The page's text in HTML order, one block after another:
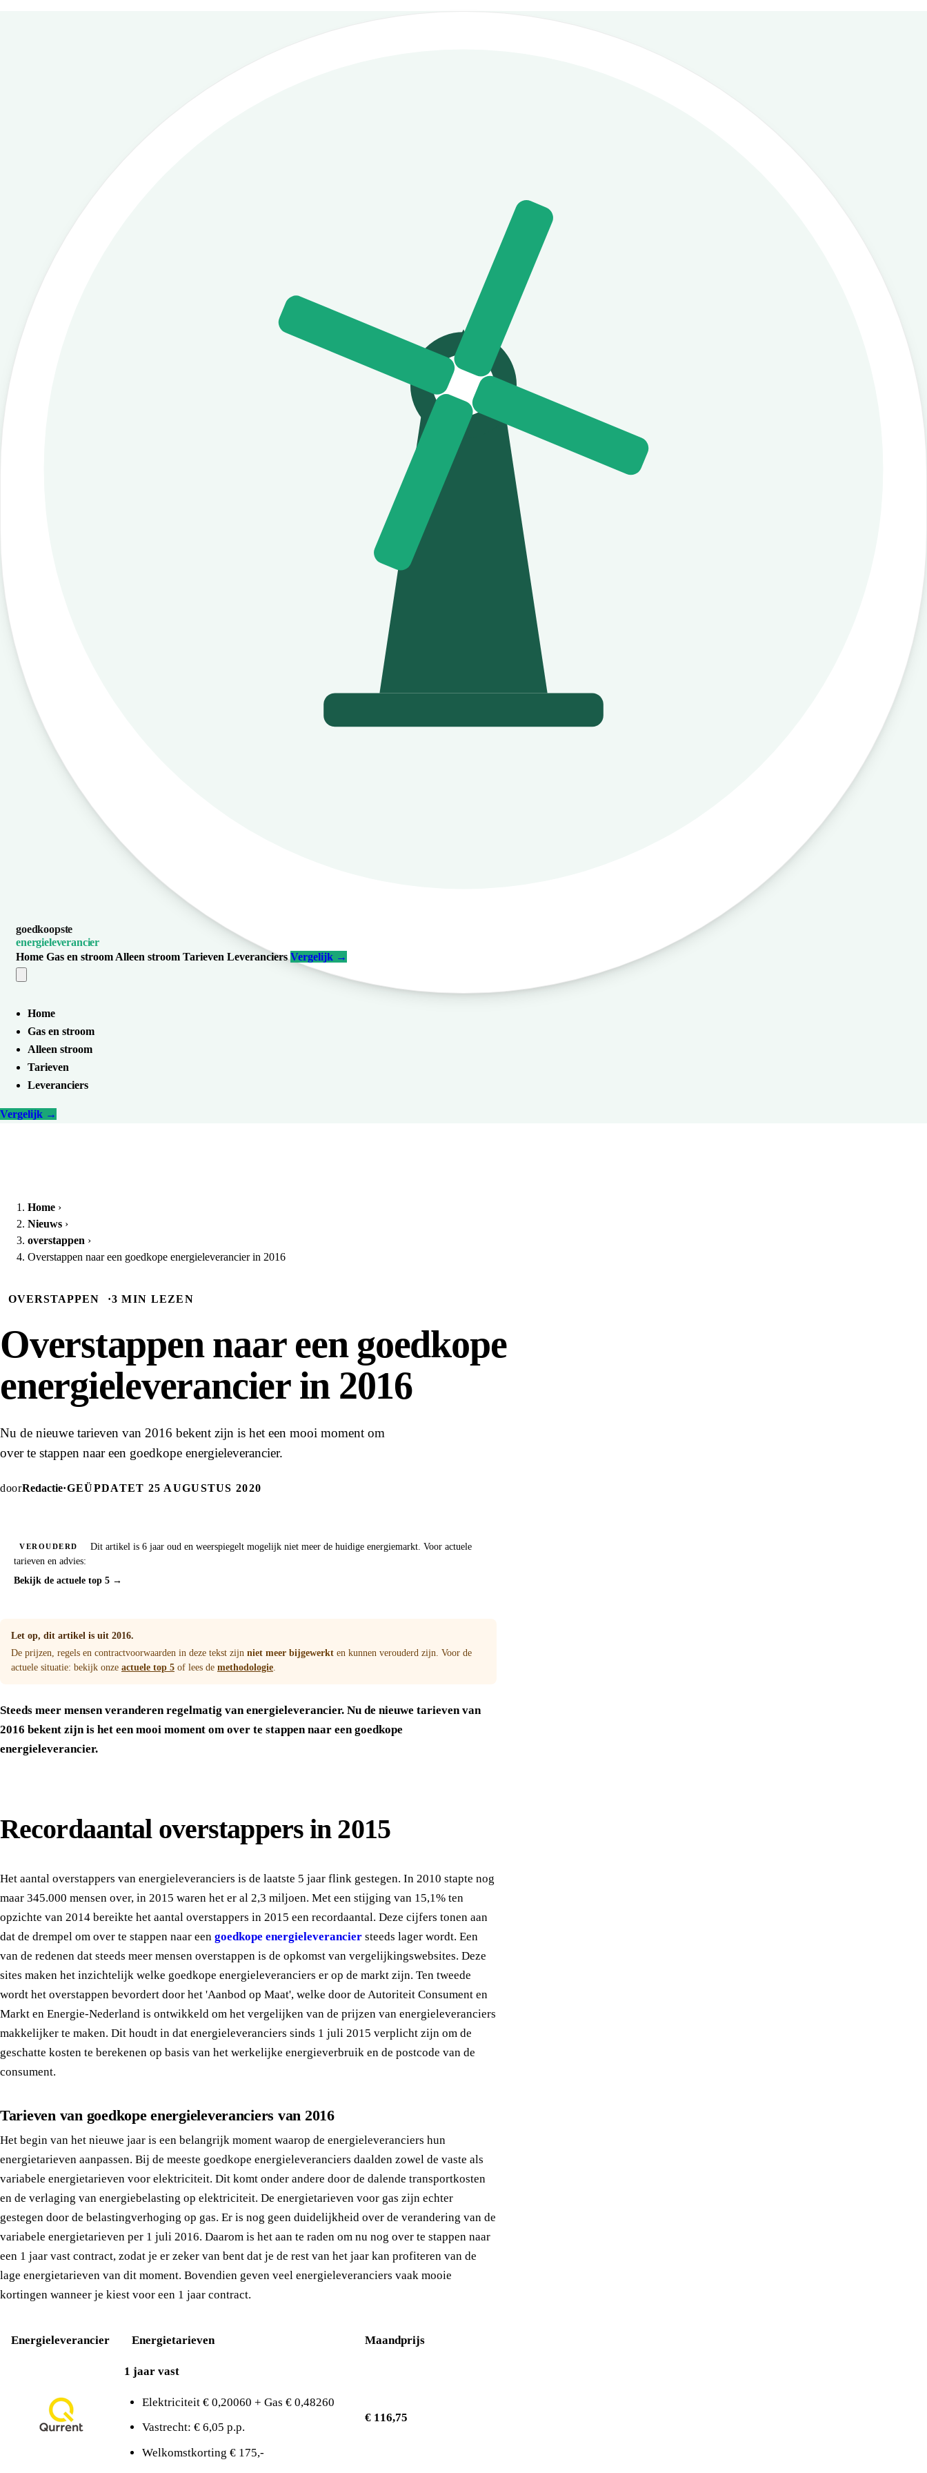
goedkoopste
energieleverancier
Home Gas en stroom Alleen stroom Tarieven LeveranciersVergelijk →
Home
Gas en stroom
Alleen stroom
Tarieven
Leveranciers
Vergelijk →
Home ›
Nieuws ›
overstappen ›
Overstappen naar een goedkope energieleverancier in 2016
OVERSTAPPEN ·3 MIN LEZEN
Overstappen naar een goedkope
energieleverancier in 2016
Nu de nieuwe tarieven van 2016 bekent zijn is het een mooi moment om
over te stappen naar een goedkope energieleverancier.
doorRedactie·GEÜPDATET 25 AUGUSTUS 2020
VEROUDERD
Dit artikel is 6 jaar oud en weerspiegelt mogelijk niet meer de huidige energiemarkt. Voor actuele
tarieven en advies:
Bekijk de actuele top 5 →
Let op, dit artikel is uit 2016.
De prijzen, regels en contractvoorwaarden in deze tekst zijn niet meer bijgewerkt en kunnen verouderd zijn. Voor de
actuele situatie: bekijk onze actuele top 5 of lees de methodologie.
Steeds meer mensen veranderen regelmatig van energieleverancier. Nu de nieuwe tarieven van
2016 bekent zijn is het een mooi moment om over te stappen naar een goedkope
energieleverancier.
Recordaantal overstappers in 2015
Het aantal overstappers van energieleveranciers is de laatste 5 jaar flink gestegen. In 2010 stapte nog
maar 345.000 mensen over, in 2015 waren het er al 2,3 miljoen. Met een stijging van 15,1% ten
opzichte van 2014 bereikte het aantal overstappers in 2015 een recordaantal. Deze cijfers tonen aan
dat de drempel om over te stappen naar een goedkope energieleverancier steeds lager wordt. Een
van de redenen dat steeds meer mensen overstappen is de opkomst van vergelijkingswebsites. Deze
sites maken het inzichtelijk welke goedkope energieleveranciers er op de markt zijn. Ten tweede
wordt het overstappen bevordert door het 'Aanbod op Maat', welke door de Autoriteit Consument en
Markt en Energie-Nederland is ontwikkeld om het vergelijken van de prijzen van energieleveranciers
makkelijker te maken. Dit houdt in dat energieleveranciers sinds 1 juli 2015 verplicht zijn om de
geschatte kosten te berekenen op basis van het werkelijke energieverbruik en de postcode van de
consument.
Tarieven van goedkope energieleveranciers van 2016
Het begin van het nieuwe jaar is een belangrijk moment waarop de energieleveranciers hun
energietarieven aanpassen. Bij de meeste goedkope energieleveranciers daalden zowel de vaste als
variabele energietarieven voor elektriciteit. Dit komt onder andere door de dalende transportkosten
en de verlaging van energiebelasting op elektriciteit. De energietarieven voor gas zijn echter
gestegen door de belastingverhoging op gas. Er is nog geen duidelijkheid over de verandering van de
variabele energietarieven per 1 juli 2016. Daarom is het aan te raden om nu nog over te stappen naar
een 1 jaar vast contract, zodat je er zeker van bent dat je de rest van het jaar kan profiteren van de
lage energietarieven van dit moment. Bovendien geven veel energieleveranciers vaak mooie
kortingen wanneer je kiest voor een 1 jaar contract.
Energieleverancier Energietarieven Maandprijs
1 jaar vast
Elektriciteit € 0,20060 + Gas € 0,48260
Vastrecht: € 6,05 p.p.
Welkomstkorting € 175,-
€ 116,75